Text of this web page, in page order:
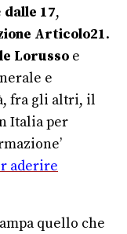
dalle 17,
Articolo21.
Lorusso e
e
fra gli altri, il
Italia per
aderire
quello che